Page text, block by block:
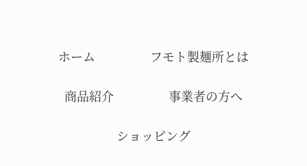
ホーム フモト製麺所とは
商品紹介 事業者の方へ
ショッピング